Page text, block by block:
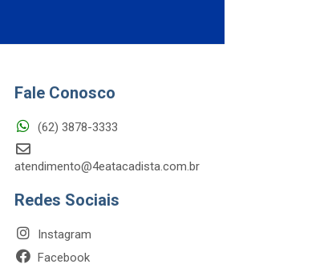
Fale Conosco
(62) 3878-3333
atendimento@4eatacadista.com.br
Redes Sociais
Instagram
Facebook